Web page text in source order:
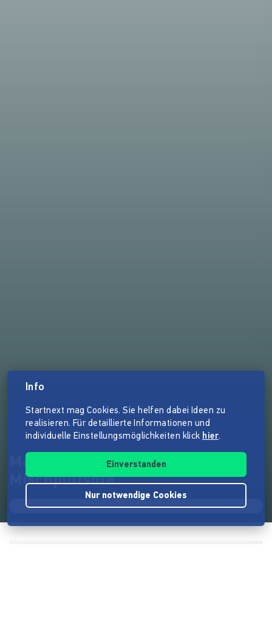
Makemedia Studios mag
Mischpultsofa
Info
Startnext mag Cookies. Sie helfen dabei Ideen zu
realisieren. Für detaillierte Informationen und
individuelle Einstellungsmöglichkeiten klick hier.
Einverstanden
Nur notwendige Cookies